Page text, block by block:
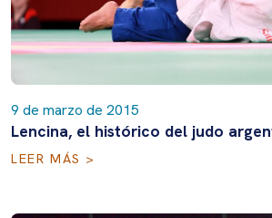
9 de marzo de 2015
Lencina, el histórico del judo
LEER MÁS >